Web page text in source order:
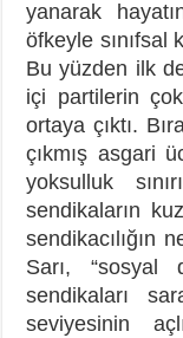
yanarak
öfkeyle sınıfsal
Bu yüzden ilk
içi partilerin
ortaya çıktı.
çıkmış asgari
yoksulluk
sendikaların
sendikacılığın
Sarı, “sosyal
sendikaları
seviyesinin